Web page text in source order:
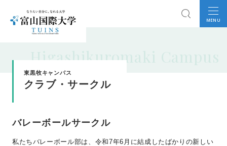
MENU
Higashikuromaki Campus
東黒牧キャンパス
クラブ・サークル
バレーボールサークル
私たちバレーボール部は、令和7年6月に結成したばかりの新しい